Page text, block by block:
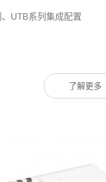
UTB系列集成配置
了解更多